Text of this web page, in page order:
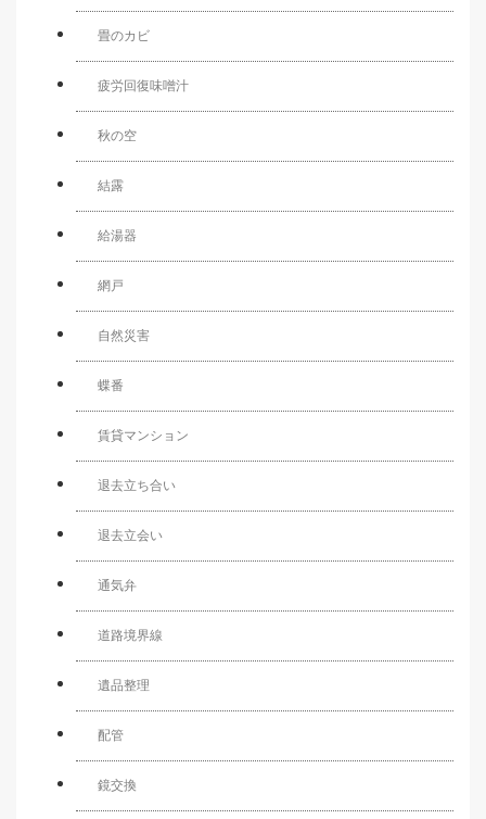
畳のカビ
疲労回復味噌汁
秋の空
結露
給湯器
網戸
自然災害
蝶番
賃貸マンション
退去立ち合い
退去立会い
通気弁
道路境界線
遺品整理
配管
鏡交換